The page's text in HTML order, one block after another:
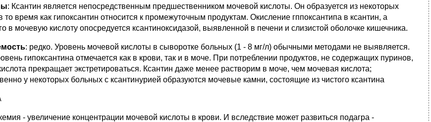
: Ксантин является непосредственным предшественником мочевой кислоты. Он образуется из некоторых
то время как гипоксантин относится к промежуточным продуктам. Окисление гппоксантипа в ксантин, а
в мочевую кислоту опосредуется ксантиноксидазой, выявленной в печени и слизистой оболочке кишечника.
: редко. Уровень мочевой кислоты в сыворотке больных (1 - 8 мг/л) обычными методами не выявляется.
гипоксантина отмечается как в крови, так и в моче. При потреблении продуктов, не содержащих пуринов,
прекращает экстретироваться. Ксантин даже менее растворим в моче, чем мочевая кислота;
у некоторых больных с ксантинурией образуются мочевые камни, состоящие из чистого ксантина
- увеличение концентрации мочевой кислоты в крови. И вследствие может развиться подагра -